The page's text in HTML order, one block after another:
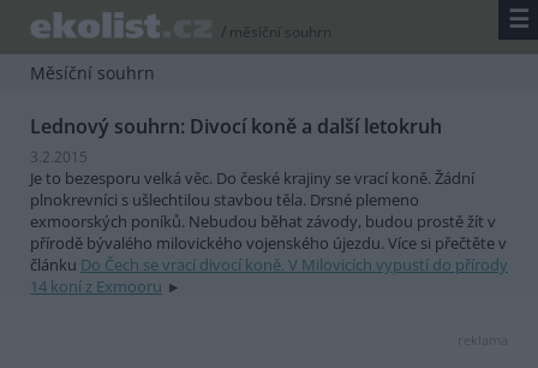
/ měsíční souhrn ☰
Měsíční souhrn
Lednový souhrn: Divocí koně a další letokruh
3.2.2015
Je to bezesporu velká věc. Do české krajiny se vrací koně. Žádní
plnokrevníci s ušlechtilou stavbou těla. Drsné plemeno
exmoorských poníků. Nebudou běhat závody, budou prostě žít v
přírodě bývalého milovického vojenského újezdu. Více si přečtěte v
článku Do Čech se vrací divocí koně. V Milovicích vypustí do přírody
14 koní z Exmooru
reklama